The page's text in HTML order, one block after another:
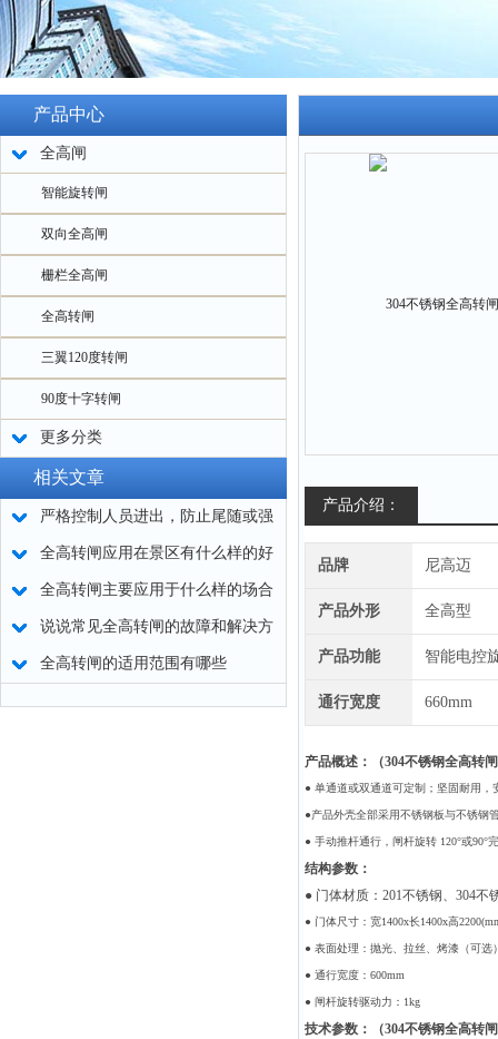
产品中心
全高闸
智能旋转闸
双向全高闸
栅栏全高闸
全高转闸
三翼120度转闸
90度十字转闸
更多分类
相关文章
严格控制人员进出，防止尾随或强
行闯入 -- 全高转闸选购要点
全高转闸应用在景区有什么样的好
处
全高转闸主要应用于什么样的场合
呢?
说说常见全高转闸的故障和解决方
法
全高转闸的适用范围有哪些
产品介绍：
品牌 尼高迈
产品外形 全高型
产品功能 智能电控
通行宽度 660mm
产品概述：（304不锈钢全高转
● 单通道或双通道可定制；坚固耐用
●产品外壳全部采用不锈钢板与不锈钢
● 手动推杆通行，闸杆旋转 120°或
结构参数：
● 门体材质：201不锈钢、304不
● 门体尺寸：宽1400x长1400x高
● 表面处理：抛光、拉丝、烤漆（可选
● 通行宽度：600mm
● 闸杆旋转驱动力：1kg
技术参数：（304不锈钢全高转